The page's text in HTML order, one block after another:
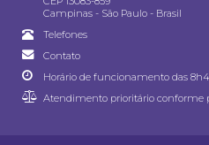
Campinas - São Paulo - Brasil
Telefones
Contato
Horário de funcionamento das
Atendimento prioritário conforme